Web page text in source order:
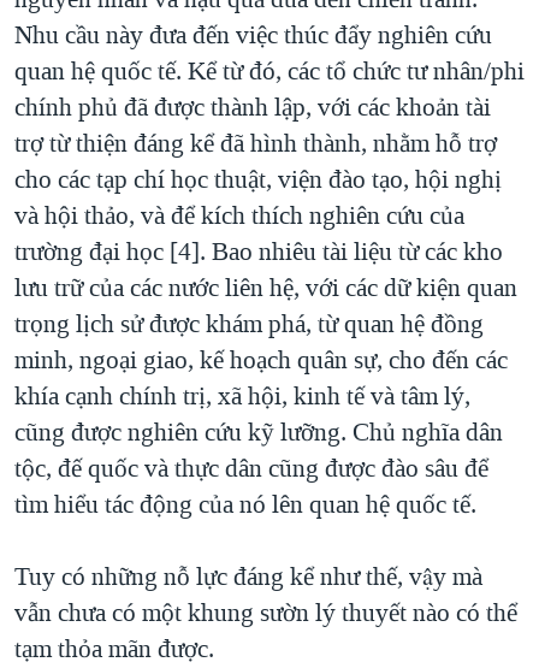
Nhu cầu này đưa đến việc thúc đẩy nghiên cứu
quan hệ quốc tế. Kể từ đó, các tổ chức tư nhân/phi
chính phủ đã được thành lập, với các khoản tài
trợ từ thiện đáng kể đã hình thành, nhằm hỗ trợ
cho các tạp chí học thuật, viện đào tạo, hội nghị
và hội thảo, và để kích thích nghiên cứu của
trường đại học [4]. Bao nhiêu tài liệu từ các kho
lưu trữ của các nước liên hệ, với các dữ kiện quan
trọng lịch sử được khám phá, từ quan hệ đồng
minh, ngoại giao, kế hoạch quân sự, cho đến các
khía cạnh chính trị, xã hội, kinh tế và tâm lý,
cũng được nghiên cứu kỹ lưỡng. Chủ nghĩa dân
tộc, đế quốc và thực dân cũng được đào sâu để
tìm hiểu tác động của nó lên quan hệ quốc tế.
Tuy có những nỗ lực đáng kể như thế, vậy mà
vẫn chưa có một khung sườn lý thuyết nào có thể
tạm thỏa mãn được.